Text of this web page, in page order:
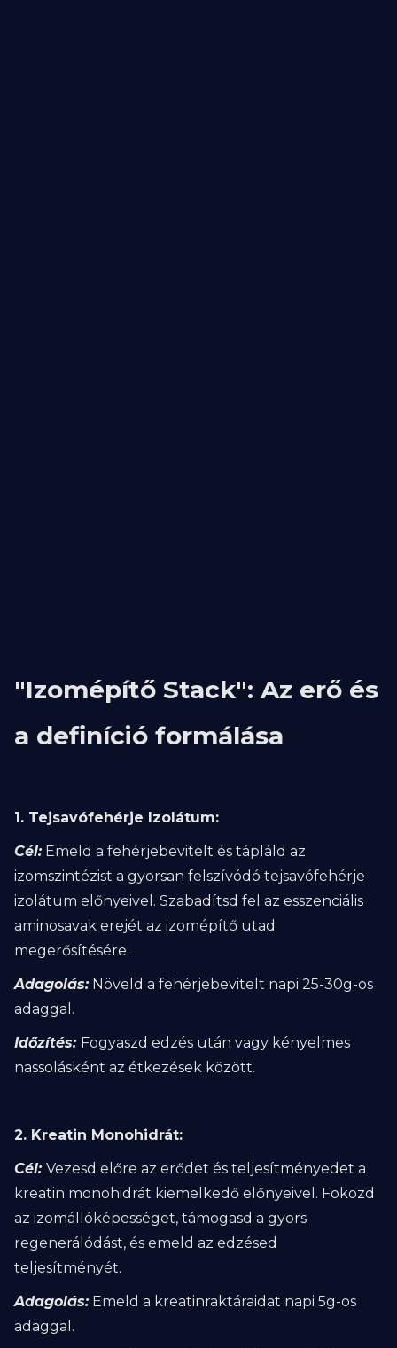
"Izomépítő Stack": Az erő és
a definíció formálása
1. Tejsavófehérje Izolátum:
Cél:Emeld a fehérjebevitelt és tápláld az
izomszintézist a gyorsan felszívódó tejsavófehérje
izolátum előnyeivel. Szabadítsd fel az esszenciális
aminosavak erejét az izomépítő utad
megerősítésére.
Adagolás:Növeld a fehérjebevitelt napi 25-30g-os
adaggal.
Időzítés: Fogyaszd edzés után vagy kényelmes
nassolásként az étkezések között.
2. Kreatin Monohidrát:
Cél: Vezesd előre az erődet és teljesítményedet a
kreatin monohidrát kiemelkedő előnyeivel. Fokozd
az izomállóképességet, támogasd a gyors
regenerálódást, és emeld az edzésed
teljesítményét.
Adagolás:Emeld a kreatinraktáraidat napi 5g-os
adaggal.